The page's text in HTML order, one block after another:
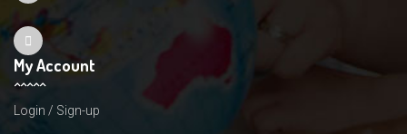
My Account
Login / Sign-up